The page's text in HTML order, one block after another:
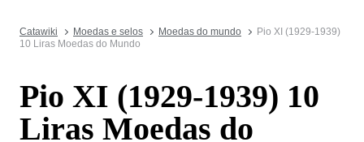
Catawiki Moedas e selos Moedas do mundo
Pio XI (1929-1939)
10 Liras Moedas do Mundo
Pio XI (1929-1939) 10
Liras Moedas do